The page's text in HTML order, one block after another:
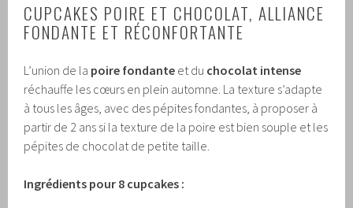
CUPCAKES POIRE ET CHOCOLAT, ALLIANCE
FONDANTE ET RÉCONFORTANTE
L’union de la poire fondante et du chocolat intense
réchauffe les cœurs en plein automne. La texture s’adapte
à tous les âges, avec des pépites fondantes, à proposer à
partir de 2 ans si la texture de la poire est bien souple et les
pépites de chocolat de petite taille.
Ingrédients pour 8 cupcakes :